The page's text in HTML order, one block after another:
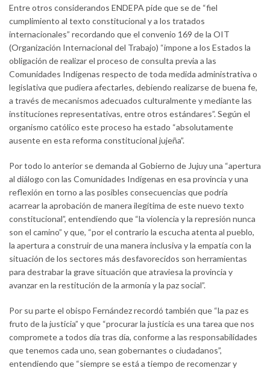
Entre otros considerandos ENDEPA pide que se de “fiel
cumplimiento al texto constitucional y a los tratados
internacionales” recordando que el convenio 169 de la OIT
(Organización Internacional del Trabajo) “impone a los Estados la
obligación de realizar el proceso de consulta previa a las
Comunidades Indígenas respecto de toda medida administrativa o
legislativa que pudiera afectarles, debiendo realizarse de buena fe,
a través de mecanismos adecuados culturalmente y mediante las
instituciones representativas, entre otros estándares”. Según el
organismo católico este proceso ha estado “absolutamente
ausente en esta reforma constitucional jujeña”.
Por todo lo anterior se demanda al Gobierno de Jujuy una “apertura
al diálogo con las Comunidades Indígenas en esa provincia y una
reflexión en torno a las posibles consecuencias que podría
acarrear la aprobación de manera ilegítima de este nuevo texto
constitucional”, entendiendo que “la violencia y la represión nunca
son el camino” y que, “por el contrario la escucha atenta al pueblo,
la apertura a construir de una manera inclusiva y la empatía con la
situación de los sectores más desfavorecidos son herramientas
para destrabar la grave situación que atraviesa la provincia y
avanzar en la restitución de la armonía y la paz social”.
Por su parte el obispo Fernández recordó también que “la paz es
fruto de la justicia” y que “procurar la justicia es una tarea que nos
compromete a todos día tras día, conforme a las responsabilidades
que tenemos cada uno, sean gobernantes o ciudadanos”,
entendiendo que “siempre se está a tiempo de recomenzar y